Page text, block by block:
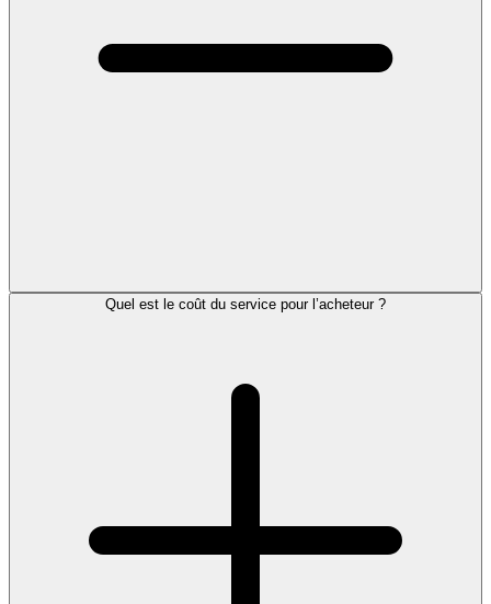
Quel est le coût du service pour l’acheteur ?